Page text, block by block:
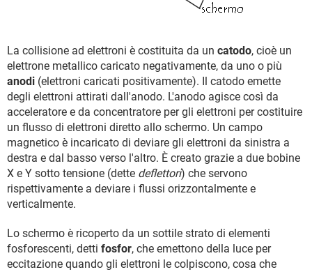
La collisione ad elettroni è costituita da un catodo, cioè un
elettrone metallico caricato negativamente, da uno o più
anodi (elettroni caricati positivamente). Il catodo emette
degli elettroni attirati dall'anodo. L'anodo agisce così da
acceleratore e da concentratore per gli elettroni per costituire
un flusso di elettroni diretto allo schermo. Un campo
magnetico è incaricato di deviare gli elettroni da sinistra a
destra e dal basso verso l'altro. È creato grazie a due bobine
X e Y sotto tensione (dette deflettori) che servono
rispettivamente a deviare i flussi orizzontalmente e
verticalmente.
Lo schermo è ricoperto da un sottile strato di elementi
fosforescenti, detti fosfor, che emettono della luce per
eccitazione quando gli elettroni le colpiscono, cosa che